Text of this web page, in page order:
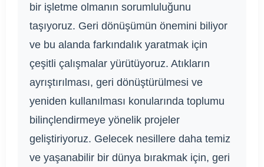
bir işletme olmanın sorumluluğunu
taşıyoruz. Geri dönüşümün önemini biliyor
ve bu alanda farkındalık yaratmak için
çeşitli çalışmalar yürütüyoruz. Atıkların
ayrıştırılması, geri dönüştürülmesi ve
yeniden kullanılması konularında toplumu
bilinçlendirmeye yönelik projeler
geliştiriyoruz. Gelecek nesillere daha temiz
ve yaşanabilir bir dünya bırakmak için, geri